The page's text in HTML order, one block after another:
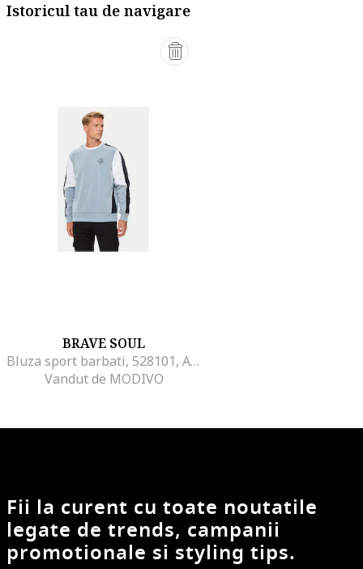
Istoricul tau de navigare
BRAVE SOUL
Bluza sport barbati, 528101, Albastru, Poliester,
Vandut de MODIVO
Fii la curent cu toate noutatile
legate de trends, campanii
promotionale si styling tips.